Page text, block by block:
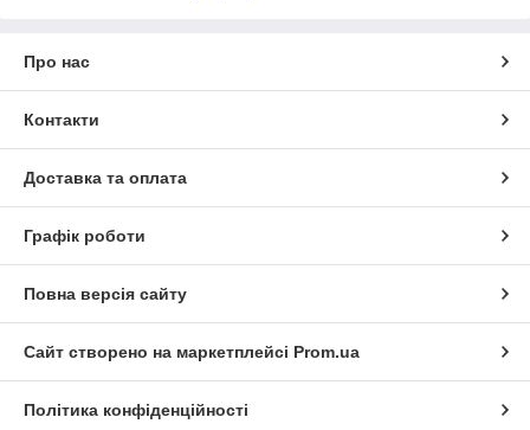
Про нас
Контакти
Доставка та оплата
Графік роботи
Повна версія сайту
Сайт створено на маркетплейсі Prom.ua
Політика конфіденційності